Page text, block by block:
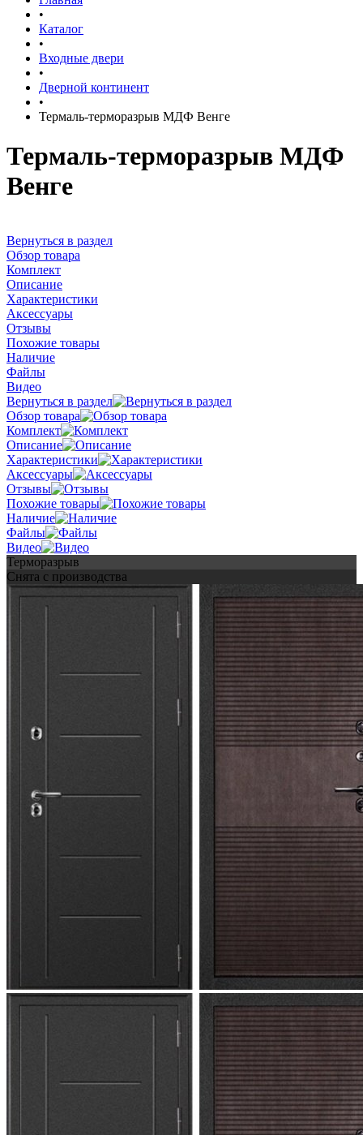
•
Каталог
•
Входные двери
•
Дверной континент
•
Термаль-терморазрыв МДФ Венге
Термаль-терморазрыв МДФ
Венге
Вернуться в раздел
Обзор товара
Комплект
Описание
Характеристики
Аксессуары
Отзывы
Похожие товары
Наличие
Файлы
Видео
Вернуться в раздел
Обзор товара
Комплект
Описание
Характеристики
Аксессуары
Отзывы
Похожие товары
Наличие
Файлы
Видео
Терморазрыв
Снята с производства